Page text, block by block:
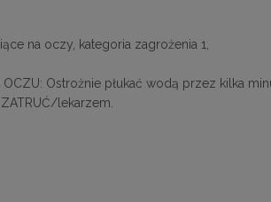
na oczy, kategoria zagrożenia 1,
OCZU: Ostrożnie płukać wodą przez kilka
lekarzem.